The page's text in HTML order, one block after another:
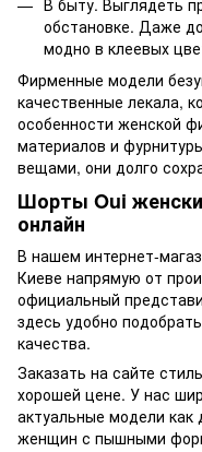
В быту. Выглядеть
обстановке. Даже
модно в клеевых
Фирменные модели
качественные лекала,
особенности женской
материалов и
вещами, они долго
Шорты Oui
онлайн
В нашем интернет-
Киеве напрямую от
официальный
здесь удобно
качества.
Заказать на сайте
хорошей цене. У нас
актуальные модели как
женщин с пышными